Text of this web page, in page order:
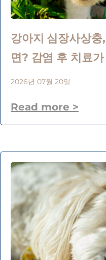
강아지 심장사상
면? 감염 후 치료
2026년 07월 20일
Read more >